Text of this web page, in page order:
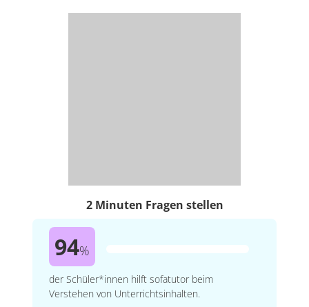
2 Minuten Fragen stellen
94%
der Schüler*innen hilft sofatutor beim
Verstehen von Unterrichtsinhalten.